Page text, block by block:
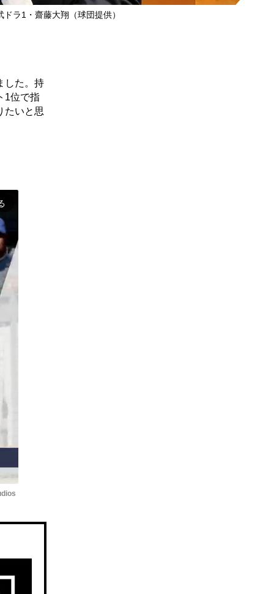
ラ1・齋藤大翔（球団提供）
した。持
1位で指
たいと思